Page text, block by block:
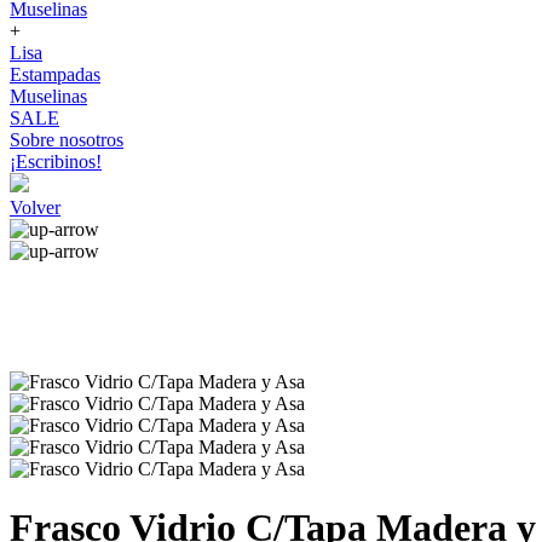
Muselinas
+
Lisa
Estampadas
Muselinas
SALE
Sobre nosotros
¡Escribinos!
Volver
Frasco Vidrio C/Tapa Madera y